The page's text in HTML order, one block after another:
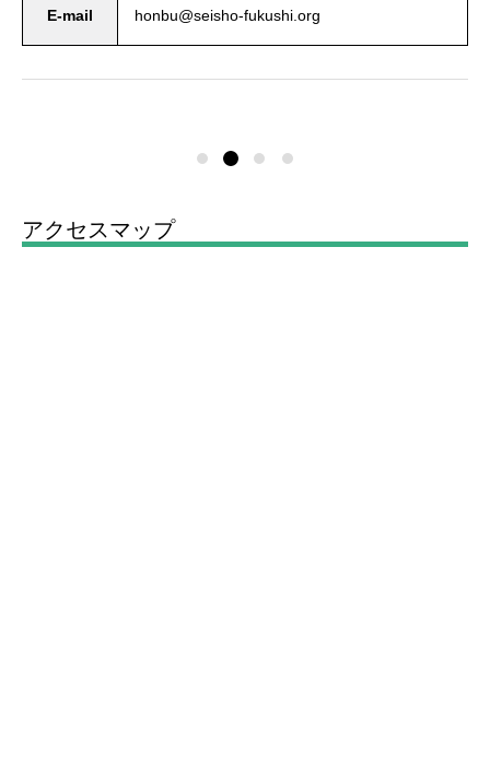
E-mail honbu@seisho-fukushi.org
アクセスマップ